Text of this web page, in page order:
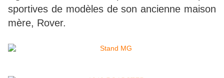
sportives de modèles de son ancienne maison
mère, Rover.